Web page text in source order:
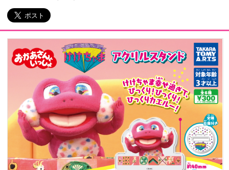
プレスリリース
ビジネスのお客様
閉じる